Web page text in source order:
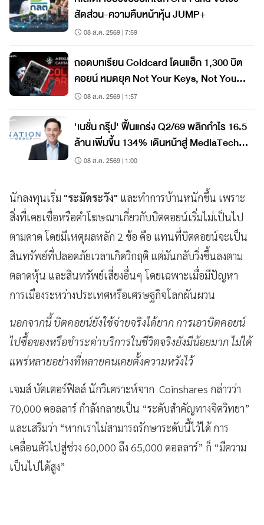
สัดส่วน-ความคืบหน้าหุ้น JUMP+
08 ส.ค. 2569 | 7:59
ถอดบทเรียน Coldcard โดนแฮ็ก 1,300 บิต
คอยน์ หมดยุค Not Your Keys, Not Your
Coins?
08 ส.ค. 2569 | 1:57
'เนชั่น กรุ๊ป' ฟื้นแกร่ง Q2/69 พลิกกำไร 16.5
ล้าน เพิ่มขึ้น 134% เดินหน้าสู่ MediaTech
เต็มรูปแบบ
08 ส.ค. 2569 | 1:00
นักลงทุนเริ่ม "ระมัดระวัง" และทำการบ้านหนักขึ้น เพราะ
สิ่งที่เคยเชื่อหรือคำโฆษณาเกี่ยวกับบิตคอยน์เริ่มไม่เป็นไป
ตามคาด โดยมีเหตุผลหลัก 2 ข้อ คือ แทนที่บิตคอยน์จะเป็น
สินทรัพย์ที่ปลอดภัยเวลาเกิดวิกฤติ แต่มันกลับวิ่งขึ้นลงตาม
ตลาดหุ้น และสินทรัพย์เสี่ยงอื่นๆ โดยเฉพาะเมื่อมีปัญหา
การเมืองระหว่างประเทศหรือเศรษฐกิจโลกผันผวน
นอกจากนี้ บิตคอยน์ยังใช้จ่ายจริงได้ยาก การเอาบิตคอยน์
ไปซื้อของหรือชำระค่าบริการในชีวิตจริงยังมีน้อยมาก ไม่ได้
แพร่หลายอย่างที่หลายคนเคยตั้งความหวังไว้
เจมส์ บัตเตอร์ฟิลล์ นักวิเคราะห์จาก Coinshares กล่าวว่า
70,000 ดอลลาร์ กำลังกลายเป็น “ระดับสำคัญทางจิตวิทยา”
และเสริมว่า “หากเราไม่สามารถรักษาระดับนี้ไว้ได้ การ
เคลื่อนตัวไปสู่ช่วง 60,000 ถึง 65,000 ดอลลาร์” ก็ “มีความ
เป็นไปได้สูง”